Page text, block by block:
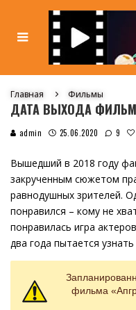
Главная Фильмы
ДАТА ВЫХОДА
admin 25.06.2020 9
Вышедший в 2018 году
закрученным сюжетом
равнодушных зрителей.
понравился – кому не
понравилась игра
два года пытается
фильма